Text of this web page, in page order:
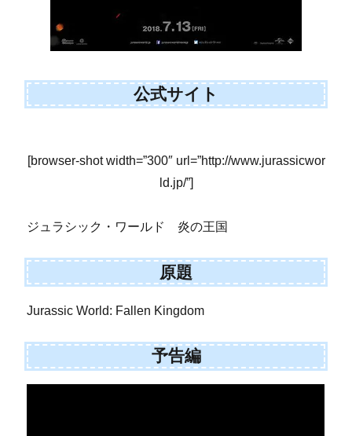
公式サイト
[browser-shot width=”300″ url=”http://www.jurassicwor
ld.jp/”]
ジュラシック・ワールド 炎の王国
原題
Jurassic World: Fallen Kingdom
予告編